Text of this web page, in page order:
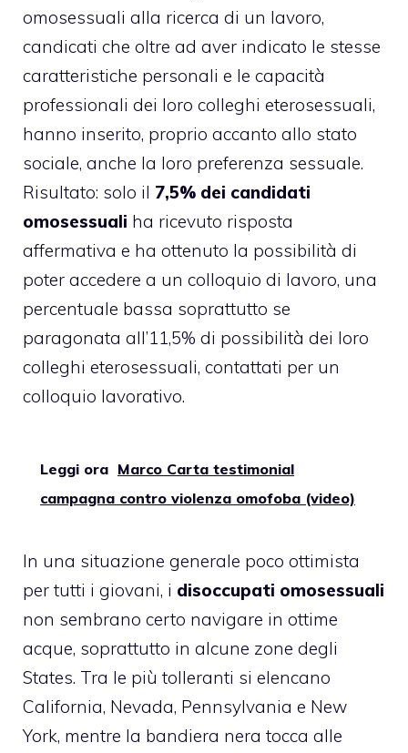
omosessuali alla ricerca di un lavoro,
candicati che oltre ad aver indicato le stesse
caratteristiche personali e le capacità
professionali dei loro colleghi eterosessuali,
hanno inserito, proprio accanto allo stato
sociale, anche la loro preferenza sessuale.
Risultato: solo il 7,5% dei candidati
omosessuali ha ricevuto risposta
affermativa e ha ottenuto la possibilità di
poter accedere a un colloquio di lavoro, una
percentuale bassa soprattutto se
paragonata all’11,5% di possibilità dei loro
colleghi eterosessuali, contattati per un
colloquio lavorativo.
Leggi ora Marco Carta testimonial
campagna contro violenza omofoba (video)
In una situazione generale poco ottimista
per tutti i giovani, i disoccupati omosessuali
non sembrano certo navigare in ottime
acque, soprattutto in alcune zone degli
States. Tra le più tolleranti si elencano
California, Nevada, Pennsylvania e New
York, mentre la bandiera nera tocca alle